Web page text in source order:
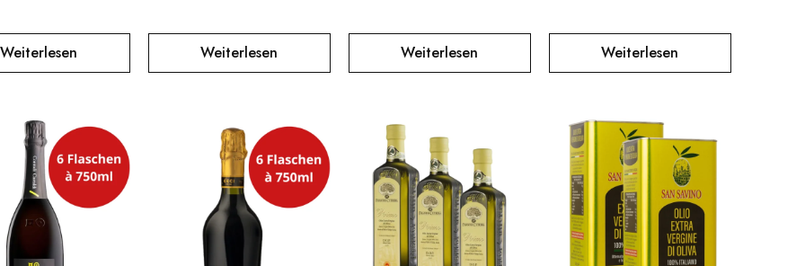
Weiterlesen Weiterlesen Weiterlesen Weiterlesen